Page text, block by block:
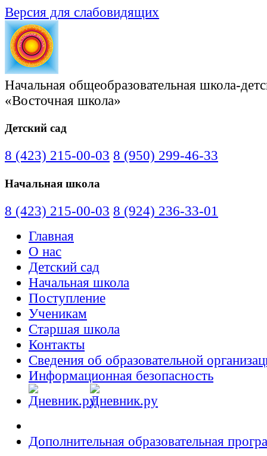
Версия для слабовидящих
Начальная общеобразовательная школа-
«Восточная школа»
Детский сад
8 (423) 215-00-03 8 (950) 299-46-33
Начальная школа
8 (423) 215-00-03 8 (924) 236-33-01
Главная
О нас
Детский сад
Начальная школа
Поступление
Ученикам
Старшая школа
Контакты
Сведения об образовательной
Информационная безопасность
Дополнительная образовательная